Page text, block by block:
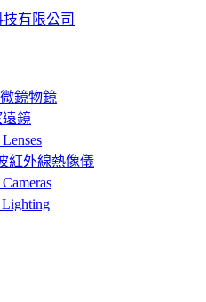
鏡物鏡
遠鏡
紅外線熱像儀